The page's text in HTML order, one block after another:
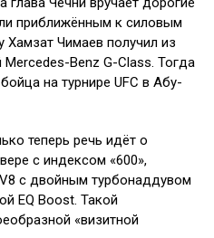
приближённым к силовым
Хамзат Чимаев получил из
Benz G-Class. Тогда
на турнире UFC в Абу-
теперь речь идёт о
с индексом «600»,
с двойным турбонаддувом
EQ Boost. Такой
«визитной